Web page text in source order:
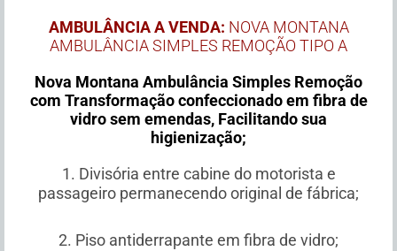
AMBULÂNCIA A VENDA: NOVA MONTANA
AMBULÂNCIA SIMPLES REMOÇÃO TIPO A
Nova Montana Ambulância Simples Remoção
com Transformação confeccionado em fibra de
vidro sem emendas, Facilitando sua
higienização;
1. Divisória entre cabine do motorista e
passageiro permanecendo original de fábrica;
2. Piso antiderrapante em fibra de vidro;